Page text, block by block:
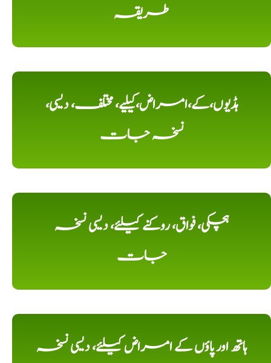
طریقہ
ہڈیوں،کے،امراض،کیلیے، مختلف، دیسی،
نسخہ جات
ہچکی، فواق، روکنے کیلئے، دیسی نسخہ
جات
ہاتھ اور پاؤں کے امراض کیلئے، دیسی نسخہ